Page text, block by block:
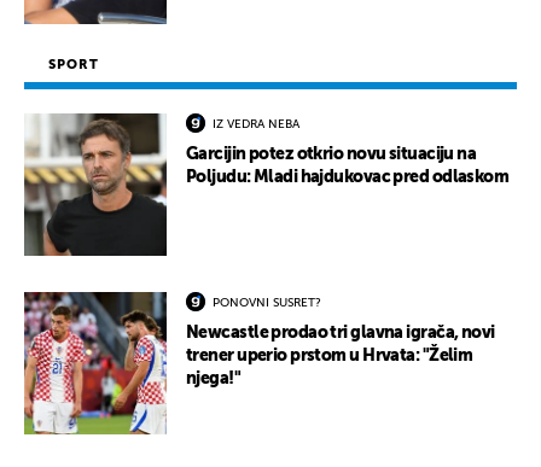
SPORT
IZ VEDRA NEBA
Garcijin potez otkrio novu situaciju na
Poljudu: Mladi hajdukovac pred odlaskom
PONOVNI SUSRET?
Newcastle prodao tri glavna igrača, novi
trener uperio prstom u Hrvata: "Želim
njega!"